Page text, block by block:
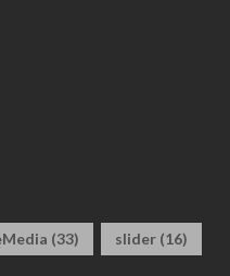
(33) slider (16)